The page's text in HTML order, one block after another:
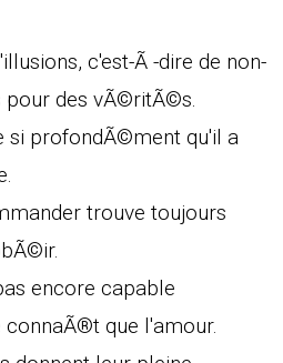
c'est-Ã -dire de non-
des vÃ©ritÃ©s.
si profondÃ©ment qu'il a
trouve toujours
encore capable
que l'amour.